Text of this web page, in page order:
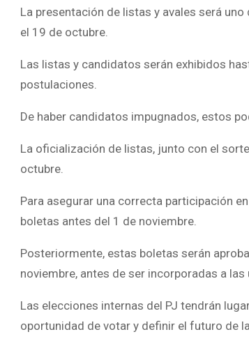
La presentación de listas y avales será
el 19 de octubre.
Las listas y candidatos serán exhibidos
postulaciones.
De haber candidatos impugnados, estos
La oficialización de listas, junto con el
octubre.
Para asegurar una correcta participación
boletas antes del 1 de noviembre.
Posteriormente, estas boletas serán
noviembre, antes de ser incorporadas a las
Las elecciones internas del PJ tendrán
oportunidad de votar y definir el futuro de